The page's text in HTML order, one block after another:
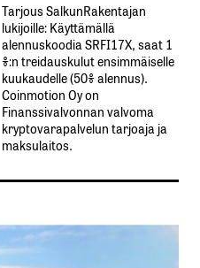
Tarjous SalkunRakentajan
lukijoille: Käyttämällä​ ​
alennuskoodia​ ​SRFI17X,​ ​saat​ ​1
%:n treidauskulut​ ​ensimmäiselle​ ​
kuukaudelle​ ​(50%​ ​alennus).
Coinmotion Oy on
Finanssivalvonnan valvoma
kryptovarapalvelun tarjoaja ja
maksulaitos.